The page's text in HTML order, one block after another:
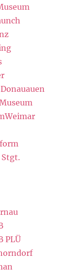
Stgt.
PLÜ